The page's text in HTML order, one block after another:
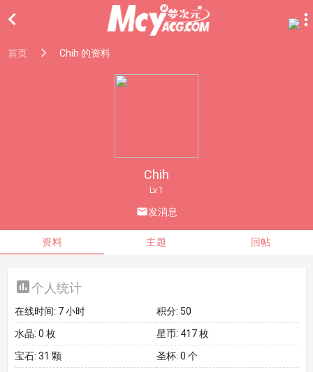

首页 Chih 的资料
Chih
Lv.1
发消息
资料 主题 回帖
个人统计
在线时间: 7 小时 积分: 50
水晶: 0 枚 星币: 417 枚
宝石: 31 颗 圣杯: 0 个